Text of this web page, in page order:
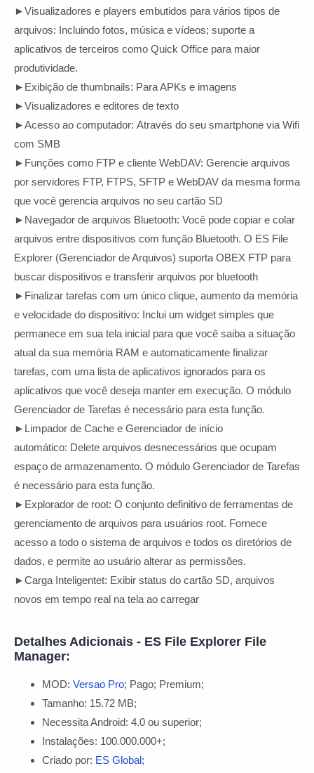
►Visualizadores e players embutidos para vários tipos de
arquivos: Incluindo fotos, música e vídeos; suporte a
aplicativos de terceiros como Quick Office para maior
produtividade.
►Exibição de thumbnails: Para APKs e imagens
►Visualizadores e editores de texto
►Acesso ao computador: Através do seu smartphone via Wifi
com SMB
►Funções como FTP e cliente WebDAV: Gerencie arquivos
por servidores FTP, FTPS, SFTP e WebDAV da mesma forma
que você gerencia arquivos no seu cartão SD
►Navegador de arquivos Bluetooth: Você pode copiar e colar
arquivos entre dispositivos com função Bluetooth. O ES File
Explorer (Gerenciador de Arquivos) suporta OBEX FTP para
buscar dispositivos e transferir arquivos por bluetooth
►Finalizar tarefas com um único clique, aumento da memória
e velocidade do dispositivo: Inclui um widget simples que
permanece em sua tela inicial para que você saiba a situação
atual da sua memória RAM e automaticamente finalizar
tarefas, com uma lista de aplicativos ignorados para os
aplicativos que você deseja manter em execução. O módulo
Gerenciador de Tarefas é necessário para esta função.
►Limpador de Cache e Gerenciador de início
automático: Delete arquivos desnecessários que ocupam
espaço de armazenamento. O módulo Gerenciador de Tarefas
é necessário para esta função.
►Explorador de root: O conjunto definitivo de ferramentas de
gerenciamento de arquivos para usuários root. Fornece
acesso a todo o sistema de arquivos e todos os diretórios de
dados, e permite ao usuário alterar as permissões.
►Carga Inteligentet: Exibir status do cartão SD, arquivos
novos em tempo real na tela ao carregar
Detalhes Adicionais - ES File Explorer File
Manager:
MOD: Versao Pro; Pago; Premium;
Tamanho: 15.72 MB;
Necessita Android: 4.0 ou superior;
Instalações: 100.000.000+;
Criado por: ES Global;